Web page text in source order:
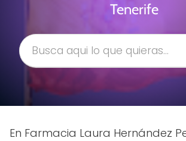
Tenerife
En Farmacia Laura Hernández